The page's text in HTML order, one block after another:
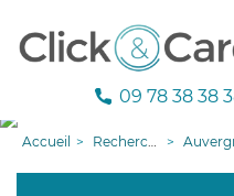
09 78 38 38
Accueil Recherche aide à domicile Auvergne-Rhône-